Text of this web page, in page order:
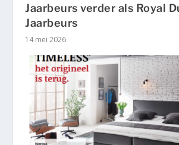
Jaarbeurs verder als Royal
Jaarbeurs
14 mei 2026